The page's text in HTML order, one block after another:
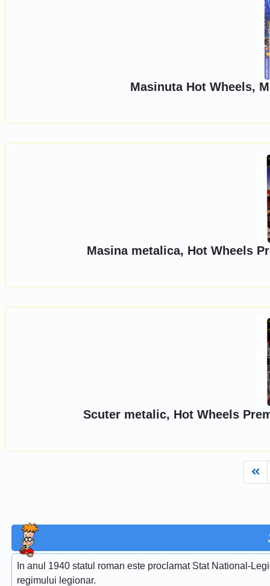
Masinuta Hot Wheels,
Masina metalica, Hot Wheels
Scuter metalic, Hot Wheels
In anul 1940 statul roman este proclamat Stat National-
regimului legionar.